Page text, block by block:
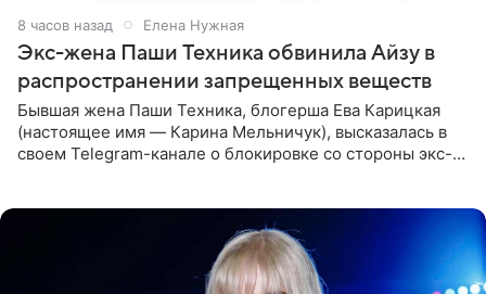
8 часов назад Елена Нужная
Экс-жена Паши Техника обвинила Айзу в
распространении запрещенных веществ
Бывшая жена Паши Техника, блогерша Ева Карицкая
(настоящее имя — Карина Мельничук), высказалась в
своем Telegram-канале о блокировке со стороны экс-